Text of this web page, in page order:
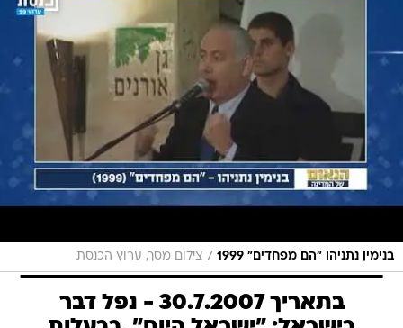
בנימין נתניהו "הם מפחדים" 1999 / צילום מסך, ערוץ הכנסת
בתאריך 30.7.2007 - נפל דבר